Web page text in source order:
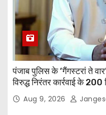
पंजाब पुलिस के ‘गैंगस्टरां ते
विरुद्ध निरंतर कार्रवाई के
अधिक छापेमारियाँ कीं, 1,532
Aug 9, 2026